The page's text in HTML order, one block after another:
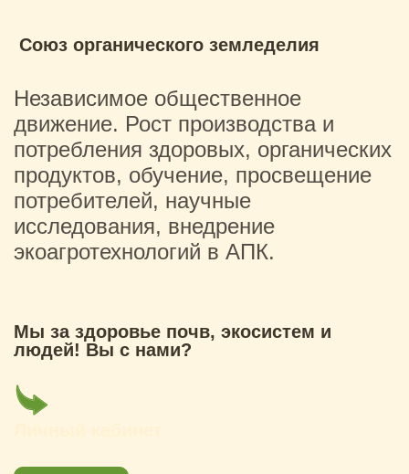
Союз органического земледелия
Независимое общественное
движение. Рост производства и
потребления здоровых, органических
продуктов, обучение, просвещение
потребителей, научные
исследования, внедрение
экоагротехнологий в АПК.
Мы за здоровье почв, экосистем и
людей! Вы с нами?